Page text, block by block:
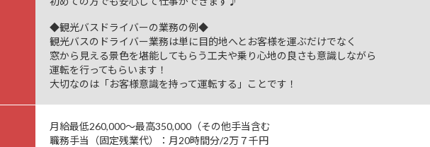
◆観光バスドライバーの業務の例◆
観光バスのドライバー業務は単に目的地へとお客様を運ぶだけでなく
窓から見える景色を堪能してもらう工夫や乗り心地の良さも意識しながら
運転を行ってもらいます！
大切なのは「お客様意識を持って運転する」ことです！
月給最低260,000～最高350,000（その他手当含む
職務手当（固定残業代）：月20時間分/2万７千円